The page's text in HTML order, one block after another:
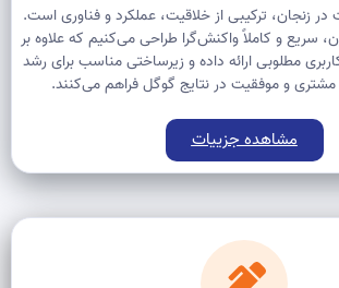
زنجان، ترکیبی از خلاقیت، عملکرد و فناوری است.
سریع و کاملاً واکنش‌گرا طراحی می‌کنیم که علاوه بر
مطلوبی ارائه داده و زیرساختی مناسب برای رشد
و موفقیت در نتایج گوگل فراهم می‌کنند.
مشاهده جزییات